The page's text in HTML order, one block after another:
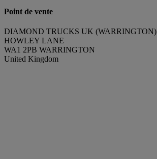
Point de vente
DIAMOND TRUCKS UK (WARRINGTON)
HOWLEY LANE
WA1 2PB WARRINGTON
United Kingdom